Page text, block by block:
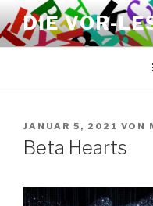
Zum
Inhalt
springen
DIE VOR-
VERÖFFENTLICHT
AM
JANUAR 5, 2021 VON
Beta Hearts